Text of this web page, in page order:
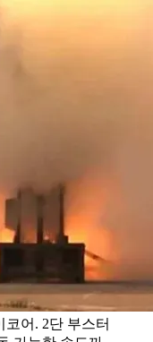
어. 2단 부스터